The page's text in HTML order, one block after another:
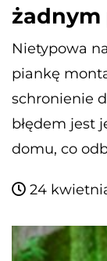
żadnym
Nietypowa
piankę
schronienie
błędem jest
domu, co
24